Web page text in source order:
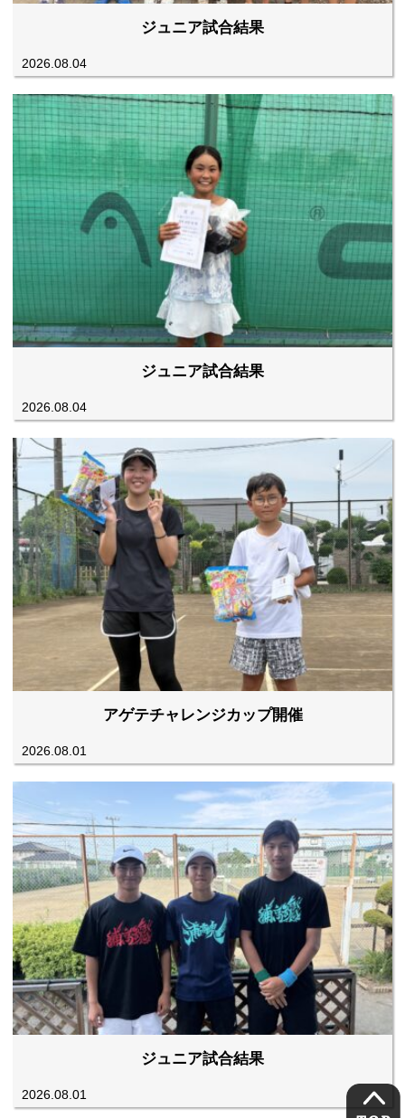
ジュニア試合結果
2026.08.04
ジュニア試合結果
2026.08.04
アゲテチャレンジカップ開催
2026.08.01
ジュニア試合結果
2026.08.01